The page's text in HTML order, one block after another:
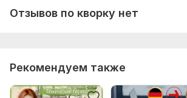
Отзывов по кворку нет
Рекомендуем также